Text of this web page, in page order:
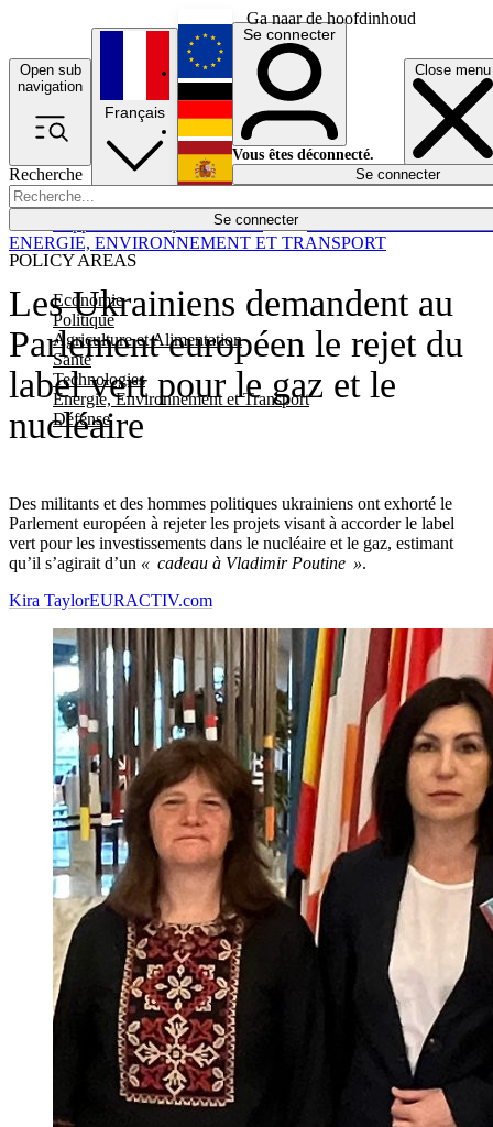
Ga naar de hoofdinhoud
Open sub
navigation
Close menu
Recherche
Se connecter
POLICY AREAS
Economie
Politique
Agriculture et Alimentation
Santé
Technologies
Energie, Environnement et Transport
Défense
Économie
Français
English
Deutsch
Español
Se connecter
Vous êtes déconnecté.
Se connecter
Les Ukrainiens demandent au
Parlement européen le rejet du
label vert pour le gaz et le
nucléaire
Des militants et des hommes politiques ukrainiens ont exhorté le
Parlement européen à rejeter les projets visant à accorder le label
vert pour les investissements dans le nucléaire et le gaz, estimant
qu’il s’agirait d’un « cadeau à Vladimir Poutine ».
ENERGIE, ENVIRONNEMENT ET TRANSPORT
Kira TaylorEURACTIV.com